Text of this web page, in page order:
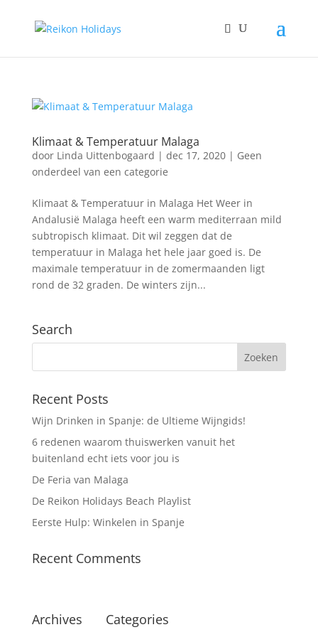
Klimaat & Temperatuur Malaga
door Linda Uittenbogaard | dec 17, 2020| Geen
onderdeel van een categorie
Klimaat & Temperatuur in Malaga Het Weer in
Andalusië Malaga heeft een warm mediterraan mild
subtropisch klimaat. Dit wil zeggen dat de
temperatuur in Malaga het hele jaar goed is. De
maximale temperatuur in de zomermaanden ligt
rond de 32 graden. De winters zijn...
Search
Recent Posts
Wijn Drinken in Spanje: de Ultieme Wijngids!
6 redenen waarom thuiswerken vanuit het
buitenland echt iets voor jou is
De Feria van Malaga
De Reikon Holidays Beach Playlist
Eerste Hulp: Winkelen in Spanje
Recent Comments
Archives Categories